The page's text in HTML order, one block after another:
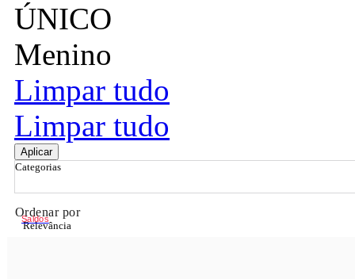
ÚNICO
Menino
Limpar tudo
Limpar tudo
Aplicar
Categorias
Ordenar por
Relevância
Saldos